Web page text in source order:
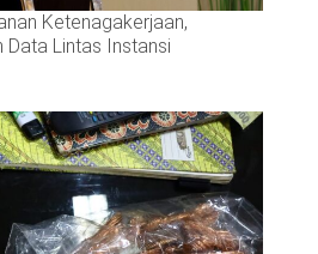
Ketenagakerjaan,
Lintas Instansi